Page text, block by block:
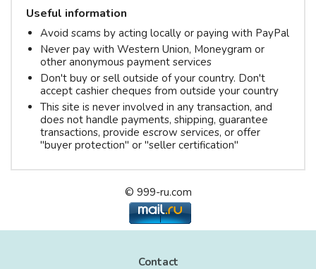
Useful information
Avoid scams by acting locally or paying with PayPal
Never pay with Western Union, Moneygram or
other anonymous payment services
Don't buy or sell outside of your country. Don't
accept cashier cheques from outside your country
This site is never involved in any transaction, and
does not handle payments, shipping, guarantee
transactions, provide escrow services, or offer
"buyer protection" or "seller certification"
© 999-ru.com
Contact